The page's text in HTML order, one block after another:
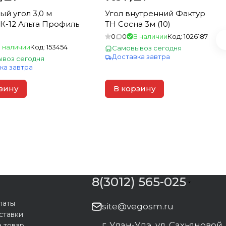
угол 3,0 м
12 Альта Профиль
наличииКод:153454
сегодня
завтра
Угол внутренний Фактур
ТН Сосна 3м (10)
0 0 В наличииКод:1026187
Самовывоз сегодня
Доставка завтра
В корзину
8(3012) 565-025
site@vegosm.ru